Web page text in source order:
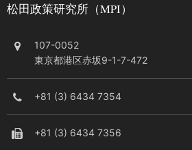
松田政策研究所（MPI）
107-0052
東京都港区赤坂9-1-7-472
+81 (3) 6434 7354
+81 (3) 6434 7356